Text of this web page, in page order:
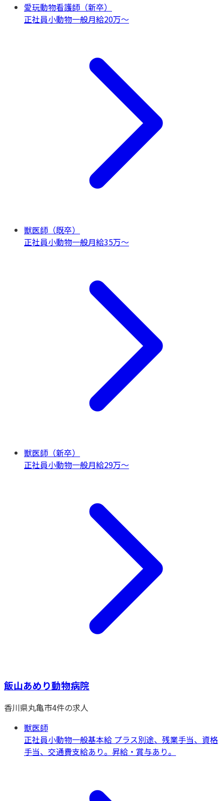
愛玩動物看護師（新卒）
正社員小動物一般月給20万〜
獣医師（既卒）
正社員小動物一般月給35万〜
獣医師（新卒）
正社員小動物一般月給29万〜
飯山あめり動物病院
香川県丸亀市4件の求人
獣医師
正社員小動物一般基本給 プラス別途、残業手当、資格
手当、交通費支給あり。昇給・賞与あり。